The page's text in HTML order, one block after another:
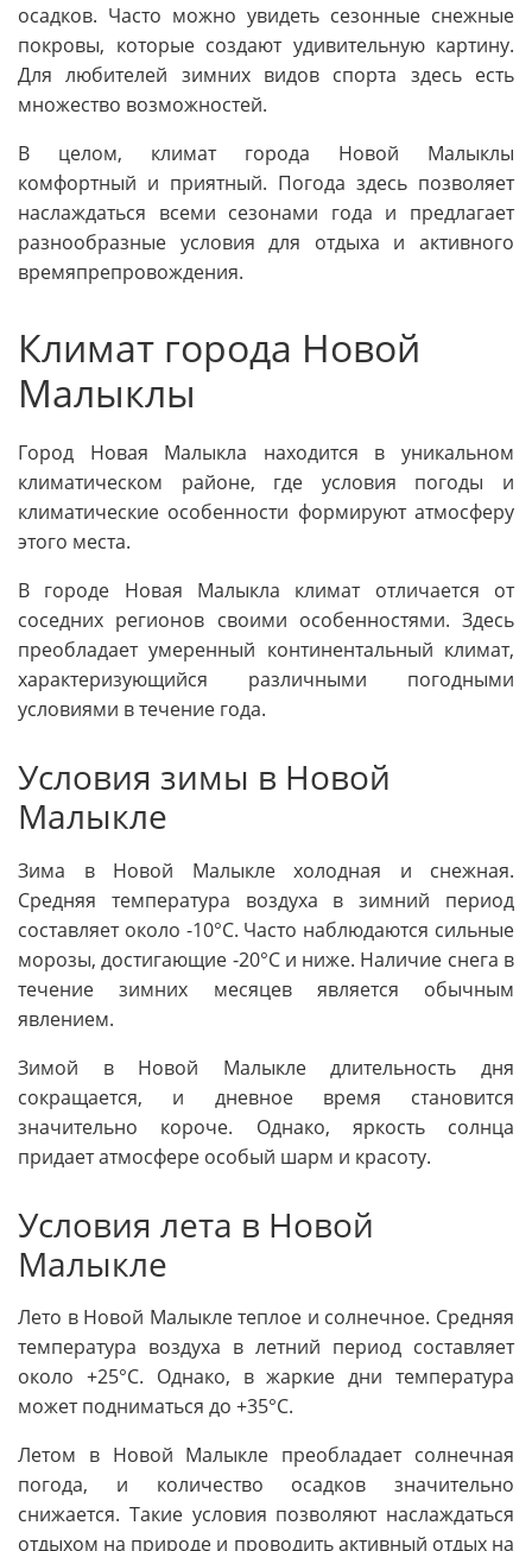
осадков. Часто можно увидеть сезонные снежные
покровы, которые создают удивительную картину.
Для любителей зимних видов спорта здесь есть
множество возможностей.
В целом, климат города Новой Малыклы
комфортный и приятный. Погода здесь позволяет
наслаждаться всеми сезонами года и предлагает
разнообразные условия для отдыха и активного
времяпрепровождения.
Климат города Новой
Малыклы
Город Новая Малыкла находится в уникальном
климатическом районе, где условия погоды и
климатические особенности формируют атмосферу
этого места.
В городе Новая Малыкла климат отличается от
соседних регионов своими особенностями. Здесь
преобладает умеренный континентальный климат,
характеризующийся различными погодными
условиями в течение года.
Условия зимы в Новой
Малыкле
Зима в Новой Малыкле холодная и снежная.
Средняя температура воздуха в зимний период
составляет около -10°С. Часто наблюдаются сильные
морозы, достигающие -20°С и ниже. Наличие снега в
течение зимних месяцев является обычным
явлением.
Зимой в Новой Малыкле длительность дня
сокращается, и дневное время становится
значительно короче. Однако, яркость солнца
придает атмосфере особый шарм и красоту.
Условия лета в Новой
Малыкле
Лето в Новой Малыкле теплое и солнечное. Средняя
температура воздуха в летний период составляет
около +25°С. Однако, в жаркие дни температура
может подниматься до +35°С.
Летом в Новой Малыкле преобладает солнечная
погода, и количество осадков значительно
снижается. Такие условия позволяют наслаждаться
отдыхом на природе и проводить активный отдых на